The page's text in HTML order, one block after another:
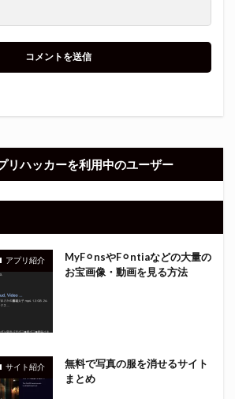
リハッカーを利用中のユーザー
アプリ紹介
MyF⚪︎nsやF⚪︎ntiaなどの大量の
お宝画像・動画を見る方法
サイト紹介
無料で写真の服を消せるサイト
まとめ